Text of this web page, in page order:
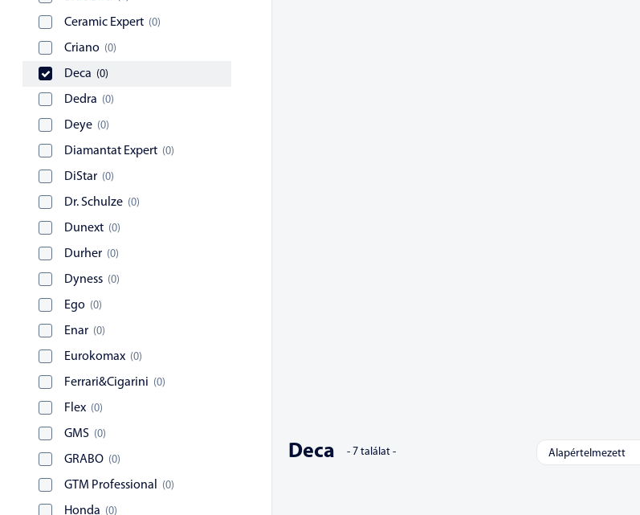
Ceramic Expert (0)
Criano (0)
Deca (0)
Dedra (0)
Deye (0)
Diamantat Expert (0)
DiStar (0)
Dr. Schulze (0)
Dunext (0)
Durher (0)
Dyness (0)
Ego (0)
Enar (0)
Eurokomax (0)
Ferrari&Cigarini (0)
Flex (0)
GMS (0)
GRABO (0)
GTM Professional (0)
Honda (0)
Deca - 7találat -